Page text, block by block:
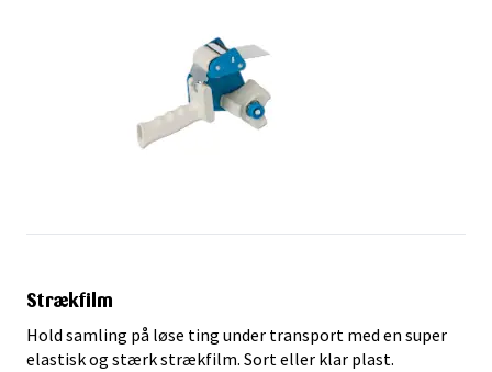
Strækfilm
Hold samling på løse ting under transport med en super
elastisk og stærk strækfilm. Sort eller klar plast.